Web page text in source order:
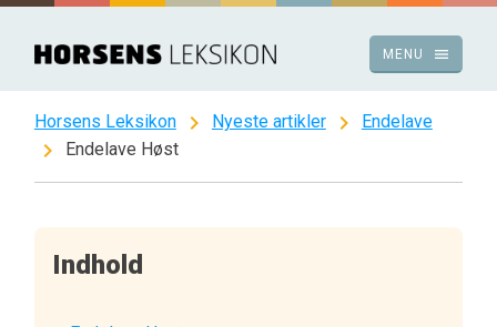
Spring
indhold
menu
MENU
Horsens Leksikon chevron_right Nyeste artikler chevron_right Endelave
chevron_right Endelave Høst
Indhold